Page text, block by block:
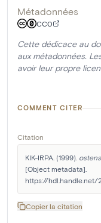
Métadonnées
CC0
Cette dédicace au
aux métadonnées.
avoir leur propre
COMMENT CITER
Citation
KIK-IRPA. (1999).
[Object metadata].
https://hdl.handle.net/
Copier la citation